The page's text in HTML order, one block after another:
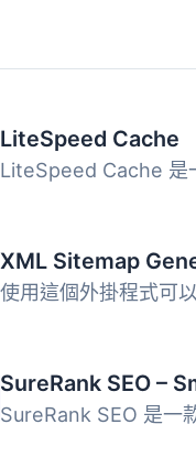
LiteSpeed Cache